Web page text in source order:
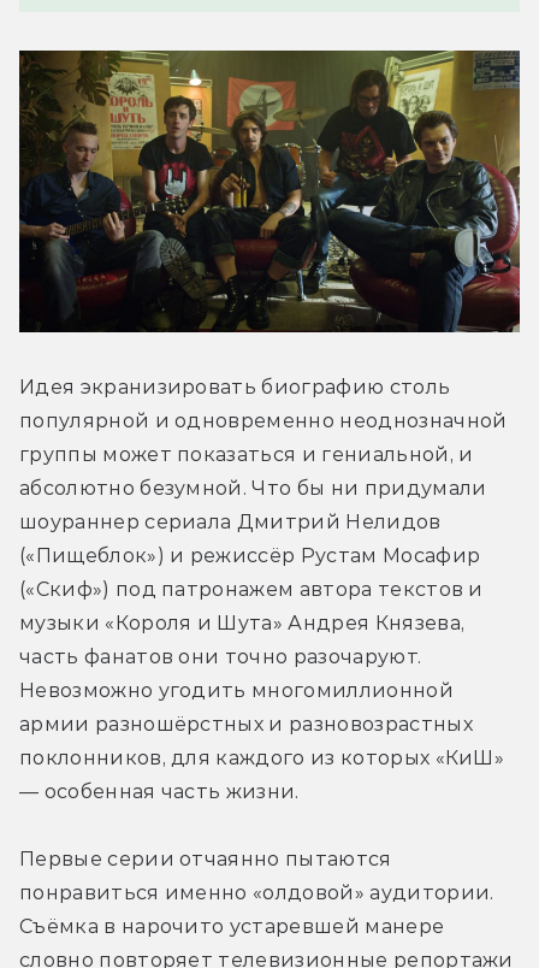
Идея экранизировать биографию столь
популярной и одновременно неоднозначной
группы может показаться и гениальной, и
абсолютно безумной. Что бы ни придумали
шоураннер сериала Дмитрий Нелидов
(«Пищеблок») и режиссёр Рустам Мосафир
(«Скиф») под патронажем автора текстов и
музыки «Короля и Шута» Андрея Князева,
часть фанатов они точно разочаруют.
Невозможно угодить многомиллионной
армии разношёрстных и разновозрастных
поклонников, для каждого из которых «КиШ»
— особенная часть жизни.
Первые серии отчаянно пытаются
понравиться именно «олдовой» аудитории.
Съёмка в нарочито устаревшей манере
словно повторяет телевизионные репортажи